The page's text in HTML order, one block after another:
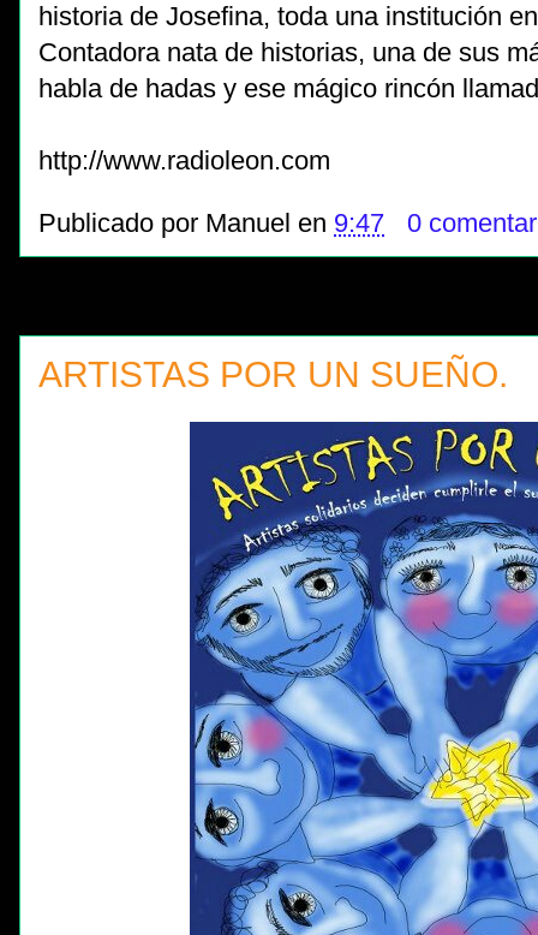
historia de Josefina, toda una institución
Contadora nata de historias, una de sus
habla de hadas y ese mágico rincón
http://www.radioleon.com
Publicado por Manuel en 9:47 0
ARTISTAS POR UN SUEÑO.